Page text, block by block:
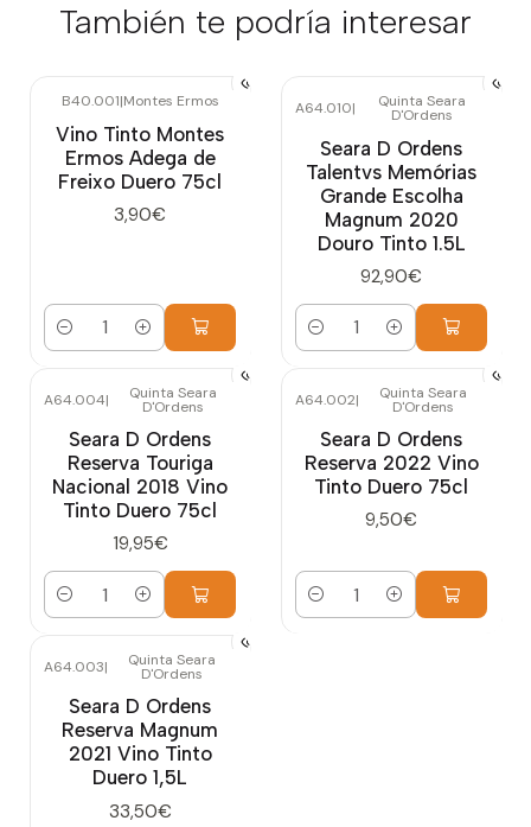
También te podría interesar
B40.001|Montes Ermos
Vino Tinto Montes
Ermos Adega de
Freixo Duero 75cl
3,90€
Cantidad
A64.010| Quinta Seara
D'Ordens
Seara D Ordens
Talentvs Memórias
Grande Escolha
Magnum 2020
Douro Tinto 1.5L
92,90€
Cantidad
A64.004| Quinta Seara
D'Ordens
Seara D Ordens
Reserva Touriga
Nacional 2018 Vino
Tinto Duero 75cl
19,95€
Cantidad
A64.002| Quinta Seara
D'Ordens
Seara D Ordens
Reserva 2022 Vino
Tinto Duero 75cl
9,50€
Cantidad
A64.003| Quinta Seara
D'Ordens
Seara D Ordens
Reserva Magnum
2021 Vino Tinto
Duero 1,5L
33,50€